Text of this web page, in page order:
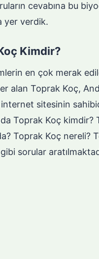
cevabına bu
yer verdik.
Kimdir?
en çok merak
alan Toprak Koç,
sitesinin
Toprak Koç kimdir?
Toprak Koç nereli?
sorular